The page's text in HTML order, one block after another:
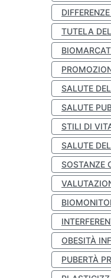
TUTELA
SALUTE
SALUTE
STILI DI
SALUTE
SOSTANZE
OBESITÀ
PUBERTÀ